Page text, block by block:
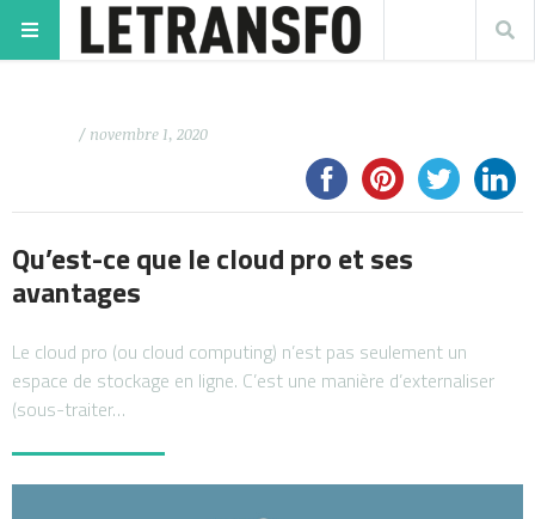
/ novembre 1, 2020
Qu’est-ce que le cloud pro et ses
avantages
Le cloud pro (ou cloud computing) n’est pas seulement un
espace de stockage en ligne. C’est une manière d’externaliser
(sous-traiter…